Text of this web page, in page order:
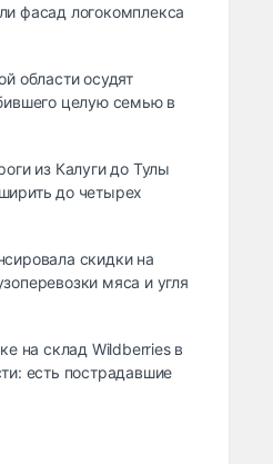
фасад логокомплекса
области осудят
целую семью в
из Калуги до Тулы
до четырех
скидки на
мяса и угля
на склад Wildberries в
есть пострадавшие